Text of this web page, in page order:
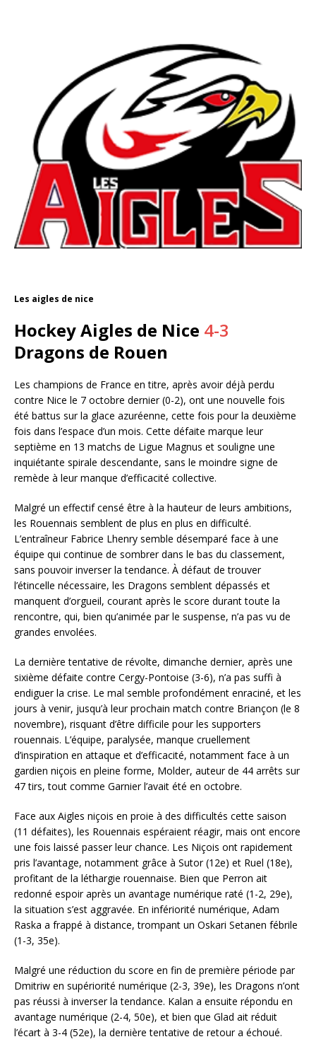
Les aigles de nice
Hockey Aigles de Nice 4-3
Dragons de Rouen
Les champions de France en titre, après avoir déjà perdu
contre Nice le 7 octobre dernier (0-2), ont une nouvelle fois
été battus sur la glace azuréenne, cette fois pour la deuxième
fois dans l’espace d’un mois. Cette défaite marque leur
septième en 13 matchs de Ligue Magnus et souligne une
inquiétante spirale descendante, sans le moindre signe de
remède à leur manque d’efficacité collective.
Malgré un effectif censé être à la hauteur de leurs ambitions,
les Rouennais semblent de plus en plus en difficulté.
L’entraîneur Fabrice Lhenry semble désemparé face à une
équipe qui continue de sombrer dans le bas du classement,
sans pouvoir inverser la tendance. À défaut de trouver
l’étincelle nécessaire, les Dragons semblent dépassés et
manquent d’orgueil, courant après le score durant toute la
rencontre, qui, bien qu’animée par le suspense, n’a pas vu de
grandes envolées.
La dernière tentative de révolte, dimanche dernier, après une
sixième défaite contre Cergy-Pontoise (3-6), n’a pas suffi à
endiguer la crise. Le mal semble profondément enraciné, et les
jours à venir, jusqu’à leur prochain match contre Briançon (le 8
novembre), risquant d’être difficile pour les supporters
rouennais. L’équipe, paralysée, manque cruellement
d’inspiration en attaque et d’efficacité, notamment face à un
gardien niçois en pleine forme, Molder, auteur de 44 arrêts sur
47 tirs, tout comme Garnier l’avait été en octobre.
Face aux Aigles niçois en proie à des difficultés cette saison
(11 défaites), les Rouennais espéraient réagir, mais ont encore
une fois laissé passer leur chance. Les Niçois ont rapidement
pris l’avantage, notamment grâce à Sutor (12e) et Ruel (18e),
profitant de la léthargie rouennaise. Bien que Perron ait
redonné espoir après un avantage numérique raté (1-2, 29e),
la situation s’est aggravée. En infériorité numérique, Adam
Raska a frappé à distance, trompant un Oskari Setanen fébrile
(1-3, 35e).
Malgré une réduction du score en fin de première période par
Dmitriw en supériorité numérique (2-3, 39e), les Dragons n’ont
pas réussi à inverser la tendance. Kalan a ensuite répondu en
avantage numérique (2-4, 50e), et bien que Glad ait réduit
l’écart à 3-4 (52e), la dernière tentative de retour a échoué.